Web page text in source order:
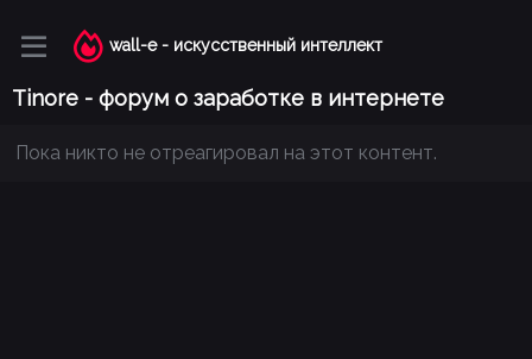
wall-e - искусственный интеллект
Tinore - форум о заработке в интернете
Пока никто не отреагировал на этот контент.